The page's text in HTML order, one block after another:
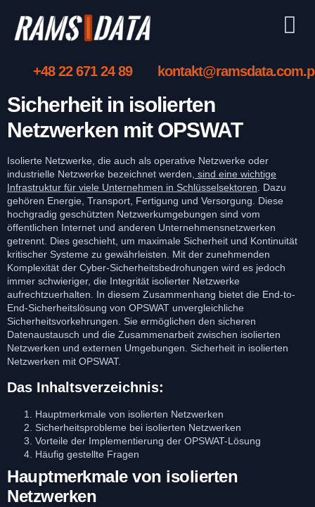
+48 22 671 24 89
Sicherheit in isolierten
Netzwerken mit OPSWAT
Isolierte Netzwerke, die auch als operative Netzwerke oder
industrielle Netzwerke bezeichnet werden, sind eine wichtige
Infrastruktur für viele Unternehmen in Schlüsselsektoren . Dazu
gehören Energie, Transport, Fertigung und Versorgung. Diese
hochgradig geschützten Netzwerkumgebungen sind vom
öffentlichen Internet und anderen Unternehmensnetzwerken
getrennt. Dies geschieht, um maximale Sicherheit und Kontinuität
kritischer Systeme zu gewährleisten. Mit der zunehmenden
Komplexität der Cyber-Sicherheitsbedrohungen wird es jedoch
immer schwieriger, die Integrität isolierter Netzwerke
aufrechtzuerhalten. In diesem Zusammenhang bietet die End-to-
End-Sicherheitslösung von OPSWAT unvergleichliche
Sicherheitsvorkehrungen. Sie ermöglichen den sicheren
Datenaustausch und die Zusammenarbeit zwischen isolierten
Netzwerken und externen Umgebungen. Sicherheit in isolierten
Netzwerken mit OPSWAT.
Das Inhaltsverzeichnis:
Hauptmerkmale von isolierten Netzwerken
Sicherheitsprobleme bei isolierten Netzwerken
Vorteile der Implementierung der OPSWAT-Lösung
Häufig gestellte Fragen
Hauptmerkmale von isolierten
Netzwerken